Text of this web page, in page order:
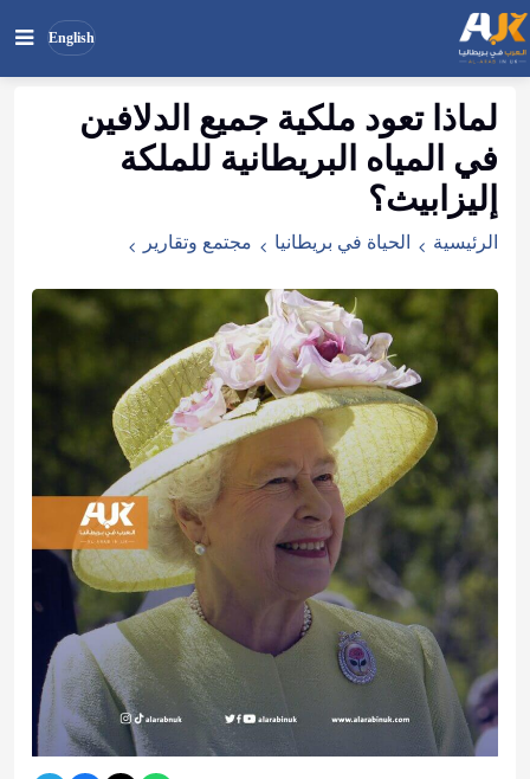
English
ابحث
في
الموقع
بحث
لماذا تعود ملكية جميع الدلافين
في المياه البريطانية للملكة
إليزابيث؟
الرئيسية الحياة في بريطانيا مجتمع وتقارير